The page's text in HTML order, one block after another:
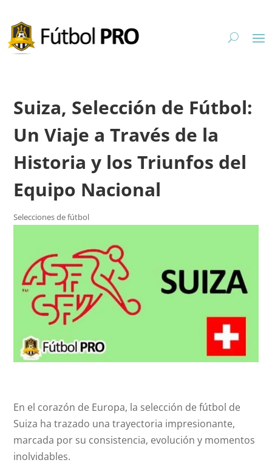
Suiza, Selección de Fútbol:
Un Viaje a Través de la
Historia y los Triunfos del
Equipo Nacional
Selecciones de fútbol
En el corazón de Europa, la selección de fútbol de
Suiza ha trazado una trayectoria impresionante,
marcada por su consistencia, evolución y momentos
inolvidables.